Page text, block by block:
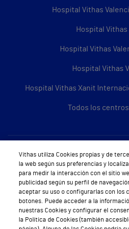
Hospital Vithas
Hospital Vithas
Hospital Vithas
Hospital Vithas
Hospital Vithas Xanit
Todos los
Sobre
Quiénes
Trabajar en
Teléfono Cita
Teléfono Atención
Vithas utiliza Cookies propias y de
la web según sus preferencias y
para medir la interacción con el sitio
publicidad según su perfil de
aceptar su uso o configurarlas con los
botones. Puede acceder a la
nuestras Cookies y configurar el
la Política de Cookies (también